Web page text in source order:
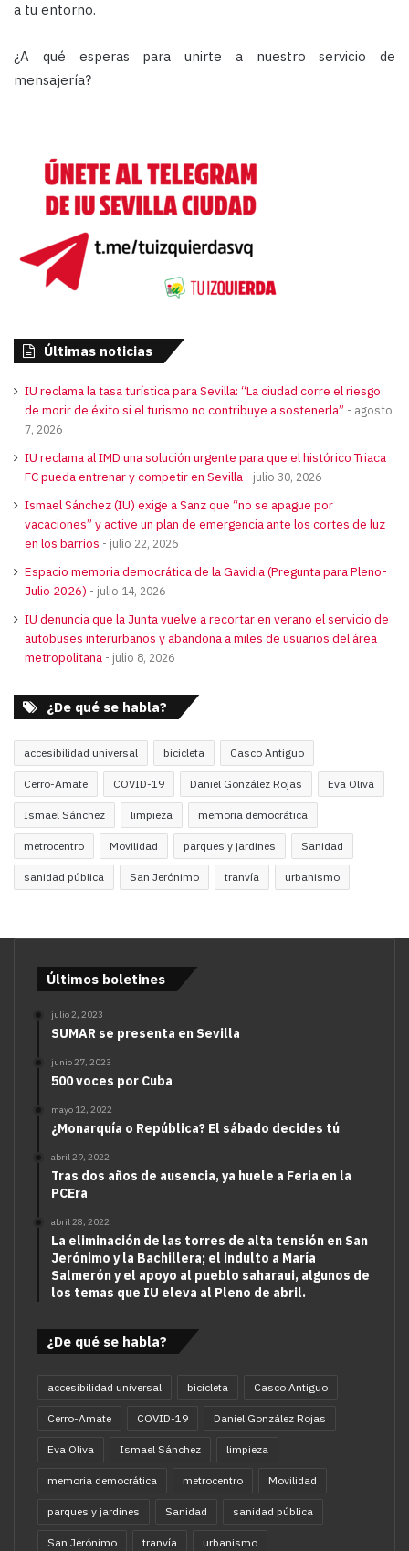
a tu entorno.
¿A qué esperas para unirte a nuestro servicio de
mensajería?
Últimas noticias
IU reclama la tasa turística para Sevilla: “La ciudad corre el riesgo
de morir de éxito si el turismo no contribuye a sostenerla”
agosto
7, 2026
IU reclama al IMD una solución urgente para que el histórico Triaca
FC pueda entrenar y competir en Sevilla
julio 30, 2026
Ismael Sánchez (IU) exige a Sanz que “no se apague por
vacaciones” y active un plan de emergencia ante los cortes de luz
en los barrios
julio 22, 2026
Espacio memoria democrática de la Gavidia (Pregunta para Pleno-
Julio 2026)
julio 14, 2026
IU denuncia que la Junta vuelve a recortar en verano el servicio de
autobuses interurbanos y abandona a miles de usuarios del área
metropolitana
julio 8, 2026
¿De qué se habla?
accesibilidad universal bicicleta Casco Antiguo
Cerro-Amate COVID-19 Daniel González Rojas Eva Oliva
Ismael Sánchez limpieza memoria democrática
metrocentro Movilidad parques y jardines Sanidad
sanidad pública San Jerónimo tranvía urbanismo
Últimos boletines
julio 2, 2023
SUMAR se presenta en Sevilla
junio 27, 2023
500 voces por Cuba
mayo 12, 2022
¿Monarquía o República? El sábado decides tú
abril 29, 2022
Tras dos años de ausencia, ya huele a Feria en la
PCEra
abril 28, 2022
La eliminación de las torres de alta tensión en San
Jerónimo y la Bachillera; el indulto a María
Salmerón y el apoyo al pueblo saharaui, algunos de
los temas que IU eleva al Pleno de abril.
¿De qué se habla?
accesibilidad universal bicicleta Casco Antiguo
Cerro-Amate COVID-19 Daniel González Rojas
Eva Oliva Ismael Sánchez limpieza
memoria democrática metrocentro Movilidad
parques y jardines Sanidad sanidad pública
San Jerónimo tranvía urbanismo